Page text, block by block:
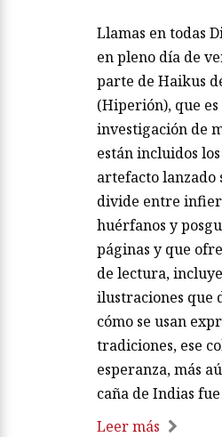
Llamas en todas
en pleno día de
parte de Haikus
(Hiperión), que
investigación de
están incluidos
artefacto lanzado
divide entre
huérfanos y
páginas y que
de lectura,
ilustraciones que
cómo se usan
tradiciones, ese
esperanza, más
caña de Indias
Leer más